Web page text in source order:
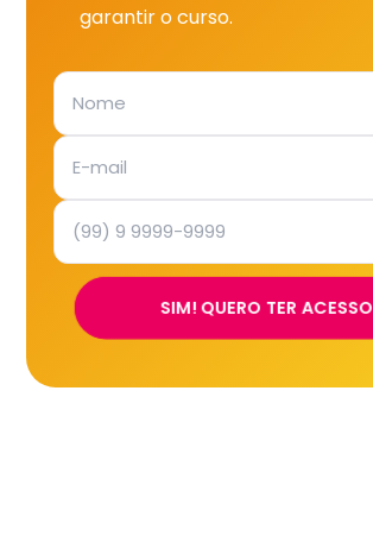
garantir o curso.
SIM! QUERO TER ACESSO